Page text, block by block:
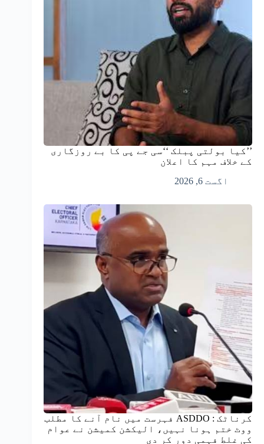
’’کیا بولتی پبلک ‘‘سی جے پی کا بے روزگاری
کے خلاف مہم کا اعلان
اگست 6, 2026
کرناٹک : ASDDO فہرست میں نام آنے کا مطلب
ووٹ ختم ہونا نہیں، الیکشن کمیشن نے عوام
کی غلط فہمی دور کر دی